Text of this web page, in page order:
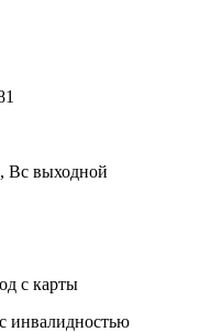
Вс выходной
с карты
инвалидностью